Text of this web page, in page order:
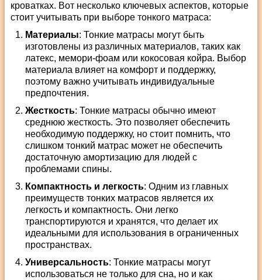
кроватках. Вот несколько ключевых аспектов, которые
стоит учитывать при выборе тонкого матраса:
Материалы: Тонкие матрасы могут быть
изготовлены из различных материалов, таких как
латекс, мемори-фоам или кокосовая койра. Выбор
материала влияет на комфорт и поддержку,
поэтому важно учитывать индивидуальные
предпочтения.
Жесткость: Тонкие матрасы обычно имеют
среднюю жесткость. Это позволяет обеспечить
необходимую поддержку, но стоит помнить, что
слишком тонкий матрас может не обеспечить
достаточную амортизацию для людей с
проблемами спины.
Компактность и легкость: Одним из главных
преимуществ тонких матрасов является их
легкость и компактность. Они легко
транспортируются и хранятся, что делает их
идеальными для использования в ограниченных
пространствах.
Универсальность: Тонкие матрасы могут
использоваться не только для сна, но и как